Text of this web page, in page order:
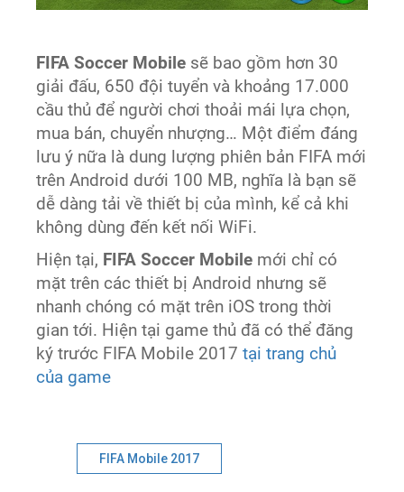
FIFA Soccer Mobile sẽ bao gồm hơn 30
giải đấu, 650 đội tuyển và khoảng 17.000
cầu thủ để người chơi thoải mái lựa chọn,
mua bán, chuyển nhượng… Một điểm đáng
lưu ý nữa là dung lượng phiên bản FIFA mới
trên Android dưới 100 MB, nghĩa là bạn sẽ
dễ dàng tải về thiết bị của mình, kể cả khi
không dùng đến kết nối WiFi.
Hiện tại, FIFA Soccer Mobile mới chỉ có
mặt trên các thiết bị Android nhưng sẽ
nhanh chóng có mặt trên iOS trong thời
gian tới. Hiện tại game thủ đã có thể đăng
ký trước FIFA Mobile 2017tại trang chủ
của game
FIFA Mobile 2017